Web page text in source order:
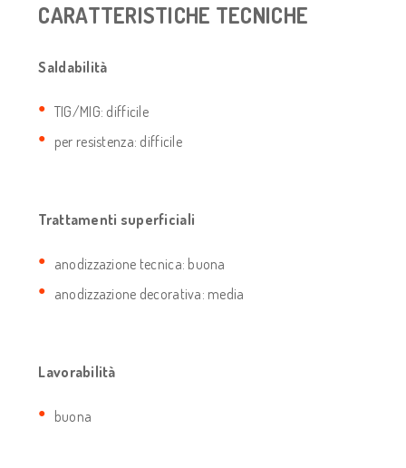
CARATTERISTICHE TECNICHE
Saldabilità
TIG/MIG: difficile
per resistenza: difficile
Trattamenti superficiali
anodizzazione tecnica: buona
anodizzazione decorativa: media
Lavorabilità
buona